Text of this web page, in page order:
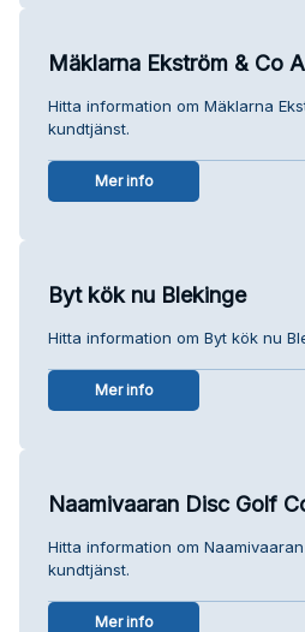
Mäklarna Ekström & Co
Hitta information om Mäklarna
kundtjänst.
Mer info
Byt kök nu Blekinge
Hitta information om Byt kök nu
Mer info
Naamivaaran Disc Golf
Hitta information om
kundtjänst.
Mer info